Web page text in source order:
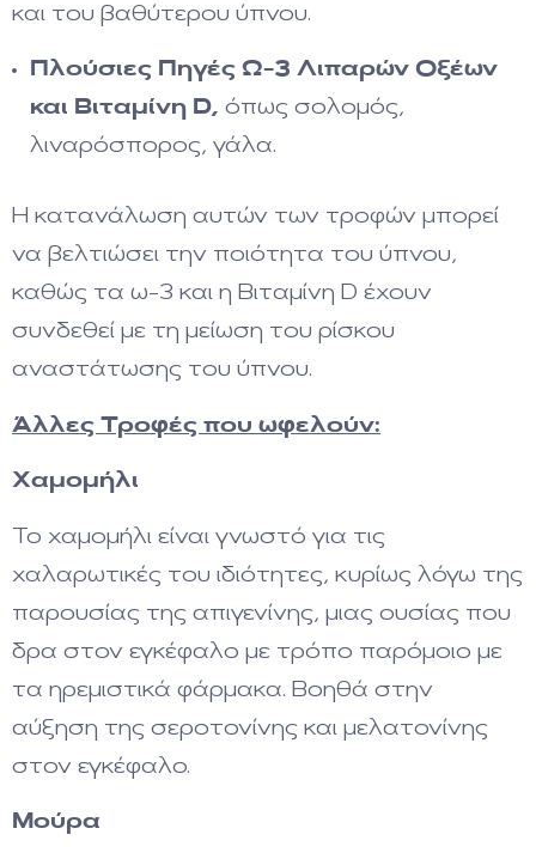
και του βαθύτερου ύπνου.
Πλούσιες Πηγές Ω-3 Λιπαρών Οξέων
και Βιταμίνη D, όπως σολομός,
λιναρόσπορος, γάλα.
Η κατανάλωση αυτών των τροφών μπορεί
να βελτιώσει την ποιότητα του ύπνου,
καθώς τα ω-3 και η Βιταμίνη D έχουν
συνδεθεί με τη μείωση του ρίσκου
αναστάτωσης του ύπνου.
Άλλες Τροφές που ωφελούν:
Χαμομήλι
Το χαμομήλι είναι γνωστό για τις
χαλαρωτικές του ιδιότητες, κυρίως λόγω της
παρουσίας της απιγενίνης, μιας ουσίας που
δρα στον εγκέφαλο με τρόπο παρόμοιο με
τα ηρεμιστικά φάρμακα. Βοηθά στην
αύξηση της σεροτονίνης και μελατονίνης
στον εγκέφαλο.
Μούρα